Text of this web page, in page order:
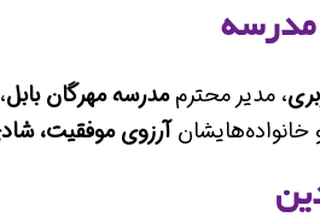
مدرسه
، مدیر محترممدرسه مهرگان بابل
خانواده‌هایشانآرزوی موفقیت،